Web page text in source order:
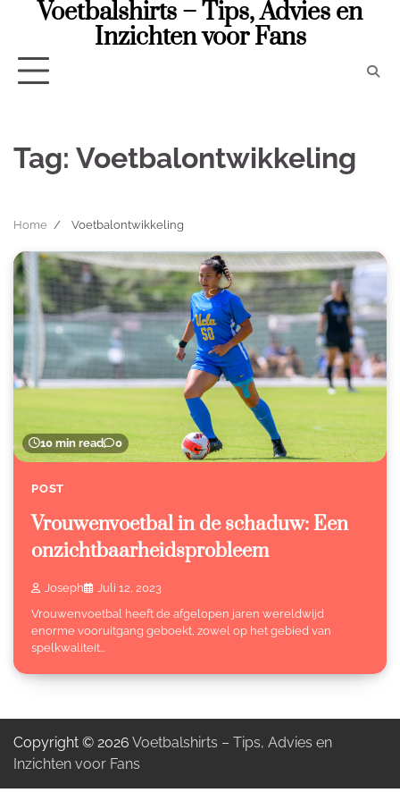
Voetbalshirts – Tips, Advies en
Inzichten voor Fans
Tag: Voetbalontwikkeling
Home Voetbalontwikkeling
10 min read 0
POST
Vrouwenvoetbal in de schaduw: Een
onzichtbaarheidsprobleem
Joseph
Juli 12, 2023
Vrouwenvoetbal heeft de afgelopen jaren wereldwijd
enorme vooruitgang geboekt, zowel op het gebied van
spelkwaliteit…
Copyright © 2026 Voetbalshirts – Tips, Advies en
Inzichten voor Fans